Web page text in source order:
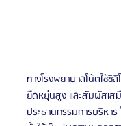
ทางโรงพยาบาลโน้ตใช้
ยืดหยุ่นสูง และสัมผัสเ
ประธานกรรมการบริหา